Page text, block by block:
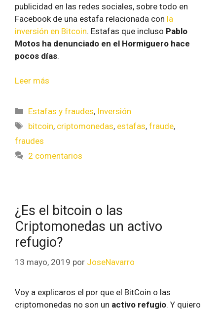
publicidad en las redes sociales, sobre todo en
Facebook de una estafa relacionada con la
inversión en Bitcoin. Estafas que incluso Pablo
Motos ha denunciado en el Hormiguero hace
pocos días.
Leer más
Estafas y fraudes, Inversión
bitcoin, criptomonedas, estafas,fraude,
fraudes
2 comentarios
¿Es el bitcoin o las
Criptomonedas un activo
refugio?
13 mayo, 2019 por JoseNavarro
Voy a explicaros el por que el BitCoin o las
criptomonedas no son un activo refugio. Y quiero